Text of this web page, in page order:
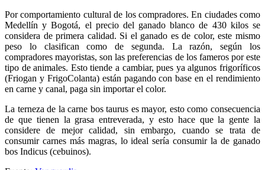
Por comportamiento cultural de los compradores. En ciudades como
Medellín y Bogotá, el precio del ganado blanco de 430 kilos se
considera de primera calidad. Si el ganado es de color, este mismo
peso lo clasifican como de segunda. La razón, según los
compradores mayoristas, son las preferencias de los fameros por este
tipo de animales. Esto tiende a cambiar, pues ya algunos frigoríficos
(Friogan y FrigoColanta) están pagando con base en el rendimiento
en carne y canal, paga sin importar el color.
La terneza de la carne bos taurus es mayor, esto como consecuencia
de que tienen la grasa entreverada, y esto hace que la gente la
considere de mejor calidad, sin embargo, cuando se trata de
consumir carnes más magras, lo ideal sería consumir la de ganado
bos Indicus (cebuinos).